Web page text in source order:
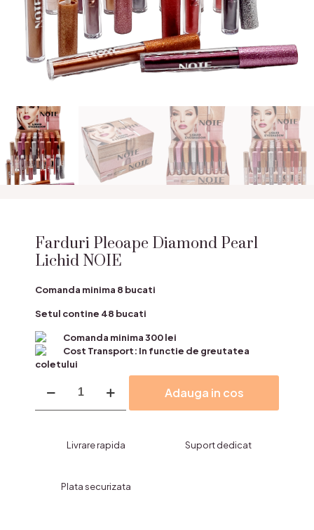
Farduri Pleoape Diamond Pearl
Lichid NOIE
Comanda minima 8 bucati
Setul contine 48 bucati
Comanda minima 300 lei
Cost Transport: In functie de greutatea
coletului
Farduri
Pleoape
Adauga in cos
Livrare rapida Suport dedicat
Plata securizata